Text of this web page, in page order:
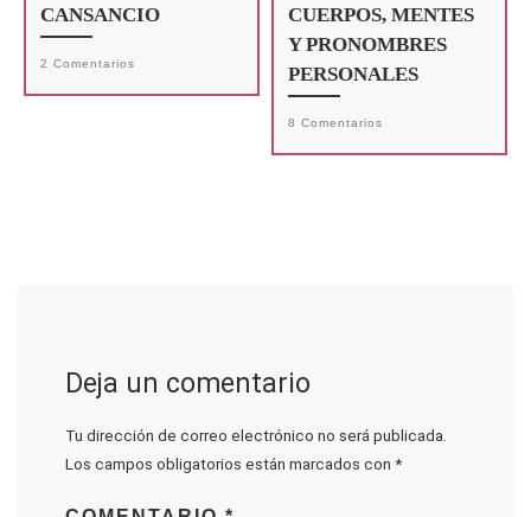
CANSANCIO
2 Comentarios
CUERPOS, MENTES
Y PRONOMBRES
PERSONALES
8 Comentarios
Deja un comentario
Tu dirección de correo electrónico no será publicada.
Los campos obligatorios están marcados con *